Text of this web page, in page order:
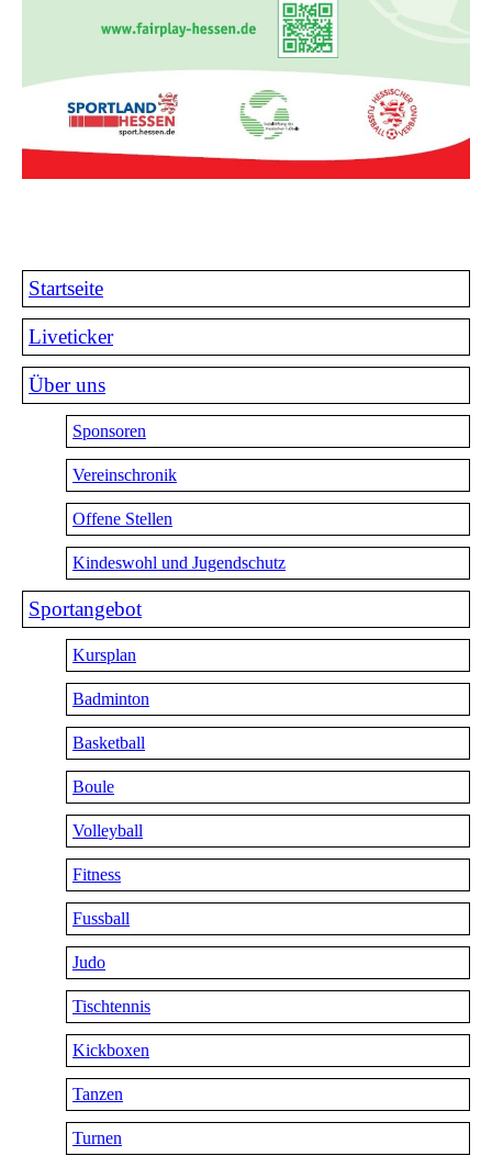
Startseite
Liveticker
Über uns
Sponsoren
Vereinschronik
Offene Stellen
Kindeswohl und Jugendschutz
Sportangebot
Kursplan
Badminton
Basketball
Boule
Volleyball
Fitness
Fussball
Judo
Tischtennis
Kickboxen
Tanzen
Turnen